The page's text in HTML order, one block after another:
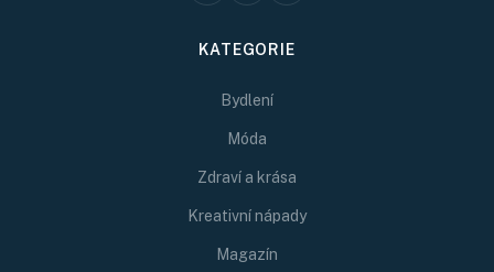
KATEGORIE
Bydlení
Móda
Zdraví a krása
Kreativní nápady
Magazín